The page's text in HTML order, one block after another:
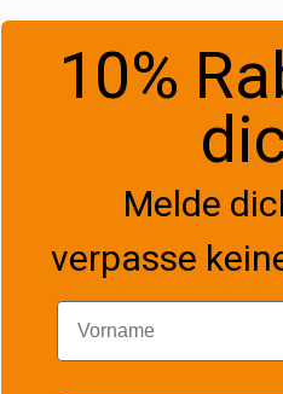
10%
Melde
verpasse
Vorname